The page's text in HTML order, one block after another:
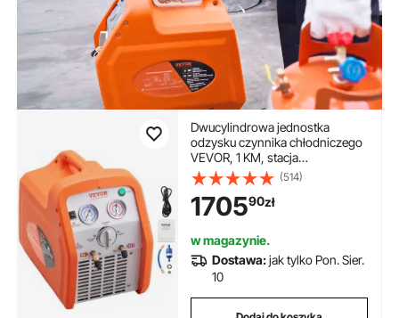
Dwucylindrowa jednostka
odzysku czynnika chłodniczego
VEVOR, 1 KM, stacja
pompowania czynnika
chłodniczego 220–240 V, 7,7
funta/min
(514)
170590zł
w magazynie.
Dostawa:jak tylko Pon. Sier.
10